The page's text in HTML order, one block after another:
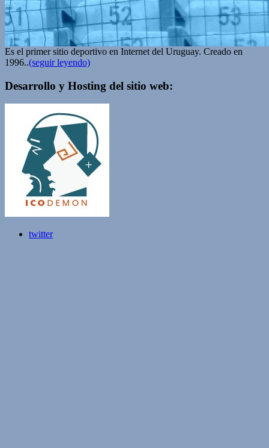
Es el primer sitio deportivo en Internet del Uruguay. Creado en
1996..(seguir leyendo)
Desarrollo y Hosting del sitio web:
twitter